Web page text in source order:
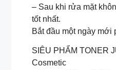
– Sau khi rửa mặt
tốt nhất.
Bắt đầu một ngày
SIÊU PHẨM TONER
Cosmetic